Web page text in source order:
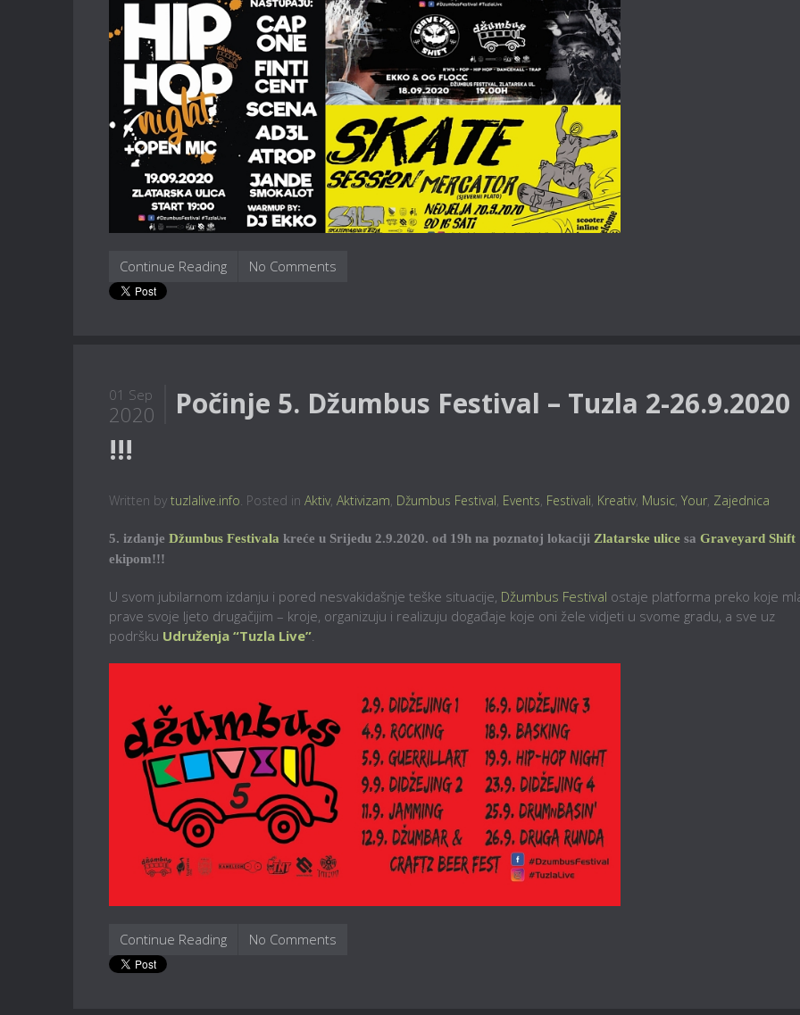
Continue Reading No Comments
01 Sep
2020
Počinje 5. Džumbus Festival – Tuzla 2-26.9.2020
!!!
Written by tuzlalive.info . Posted in Aktiv, Aktivizam Džumbus Festival Events Festivali Kreativ, Music Your Zajednica
5. izdanje Džumbus Festivala kreće u Srijedu 2.9.2020. od 19h na poznatoj lokaciji Zlatarske ulice sa Graveyard Shift
ekipom!!!
U svom jubilarnom izdanju i pored nesvakidašnje teške situacije, Džumbus Festival ostaje platforma preko koje
prave svoje ljeto drugačijim – kroje, organizuju i realizuju događaje koje oni žele vidjeti u svome gradu, a sve uz
podršku Udruženja “Tuzla Live”
Continue Reading No Comments